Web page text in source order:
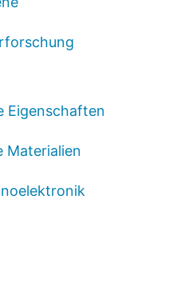
Eigenschaften
Materialien